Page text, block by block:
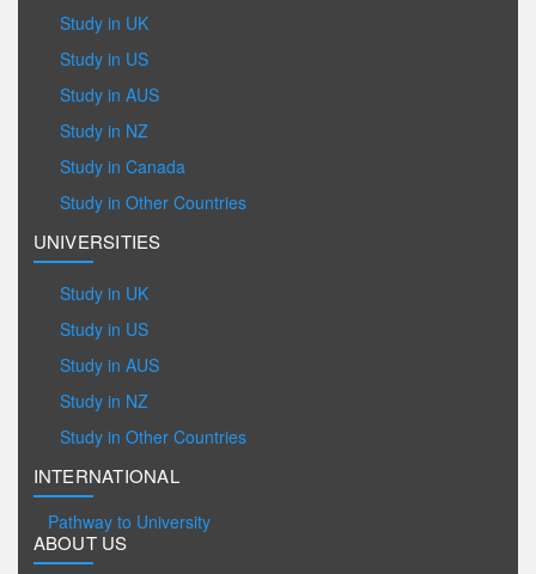
Study in UK
Study in US
Study in AUS
Study in NZ
Study in Canada
Study in Other Countries
UNIVERSITIES
Study in UK
Study in US
Study in AUS
Study in NZ
Study in Other Countries
INTERNATIONAL
Pathway to University
ABOUT US